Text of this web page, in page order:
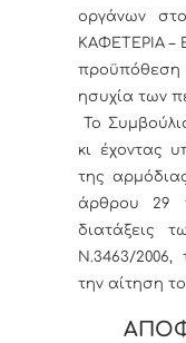
οργάνων
ΚΑΦΕΤΕΡΙΑ –
ησυχία των
Το
κι έχοντας
της
άρθρου 29
διατάξεις
Ν.3463/2006,
την αίτηση